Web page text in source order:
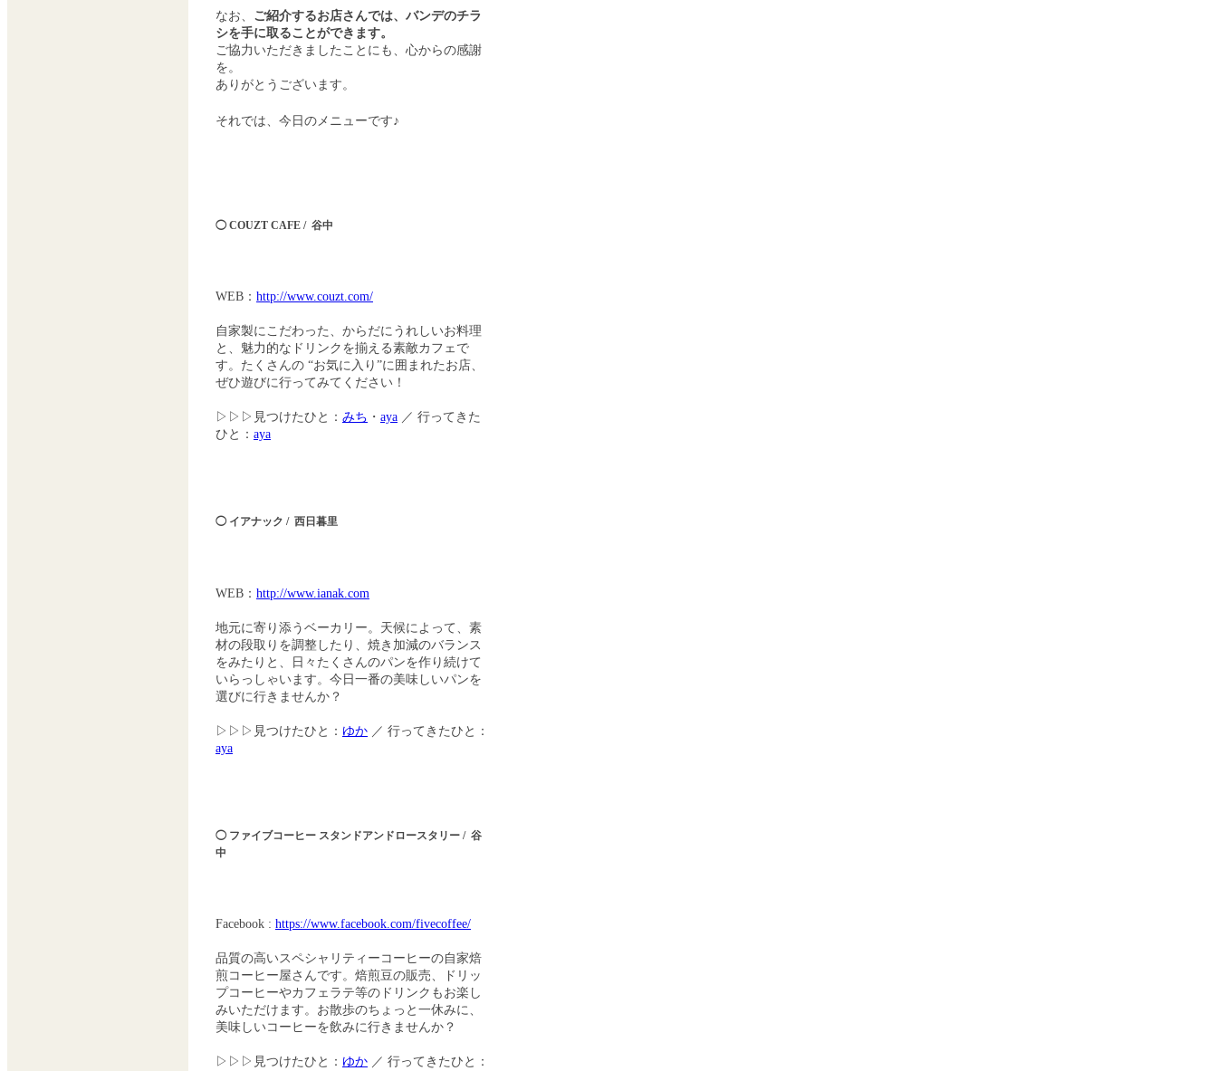
なお、 ご紹介するお店さんでは、バンデのチラ
シを手に取ることができます。
ご協力いただきましたことにも、心からの感謝
を。
ありがとうございます。
それでは、今日のメニューです♪
◯ COUZT CAFE / 谷中
WEB： http://www.couzt.com/
自家製にこだわった、からだにうれしいお料理
と、魅力的なドリンクを揃える素敵カフェで
す。たくさんの “お気に入り”に囲まれたお店、
ぜひ遊びに行ってみてください！
▷▷▷見つけたひと： みち ・ aya ／ 行ってきた
ひと： aya
◯ イアナック / 西日暮里
WEB： http://www.ianak.com
地元に寄り添うベーカリー。天候によって、素
材の段取りを調整したり、焼き加減のバランス
をみたりと、日々たくさんのパンを作り続けて
いらっしゃいます。今日一番の美味しいパンを
選びに行きませんか？
▷▷▷見つけたひと： ゆか ／ 行ってきたひと：
aya
◯ ファイブコーヒー スタンドアンドロースタリー / 谷
中
Facebook : https://www.facebook.com/fivecoffee/
品質の高いスペシャリティーコーヒーの自家焙
煎コーヒー屋さんです。焙煎豆の販売、ドリッ
プコーヒーやカフェラテ等のドリンクもお楽し
みいただけます。お散歩のちょっと一休みに、
美味しいコーヒーを飲みに行きませんか？
▷▷▷見つけたひと： ゆか ／ 行ってきたひと：